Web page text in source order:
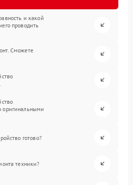
и какой
проводить
Сможете
оригинальными
готово?
техники?